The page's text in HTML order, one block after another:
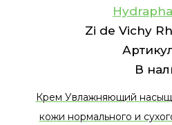
Zi de Vichy
В
Крем Увлажняющий
кожи нормального и